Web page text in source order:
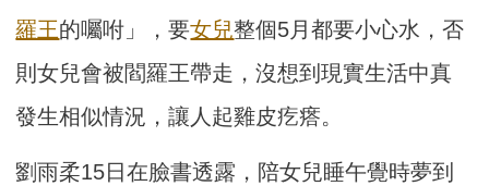
羅王的囑咐」，要女兒整個5月都要小心水，否
則女兒會被閻羅王帶走，沒想到現實生活中真
發生相似情況，讓人起雞皮疙瘩。
劉雨柔15日在臉書透露，陪女兒睡午覺時夢到